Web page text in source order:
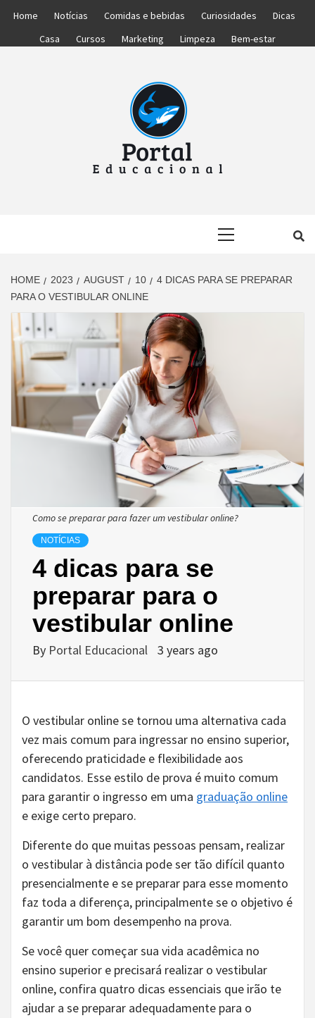
Home Notícias Comidas e bebidas Curiosidades
Dicas
Casa
Cursos Marketing Limpeza Bem-estar
HOME 2023 AUGUST 10
4 DICAS PARA SE PREPARAR
PARA O VESTIBULAR ONLINE
Como se preparar para fazer um vestibular online?
NOTÍCIAS
4 dicas para se
preparar para o
vestibular online
By Portal Educacional 3 years ago
O vestibular online se tornou uma alternativa cada
vez mais comum para ingressar no ensino superior,
oferecendo praticidade e flexibilidade aos
candidatos. Esse estilo de prova é muito comum
para garantir o ingresso em uma graduação online
e exige certo preparo.
Diferente do que muitas pessoas pensam, realizar
o vestibular à distância pode ser tão difícil quanto
presencialmente e se preparar para esse momento
faz toda a diferença, principalmente se o objetivo é
garantir um bom desempenho na prova.
Se você quer começar sua vida acadêmica no
ensino superior e precisará realizar o vestibular
online, confira quatro dicas essenciais que irão te
ajudar a se preparar adequadamente para o